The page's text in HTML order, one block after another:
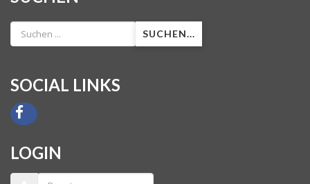
SUCHEN...
SOCIAL LINKS
LOGIN